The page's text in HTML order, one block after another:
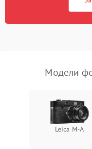
Модели
Leica M-A